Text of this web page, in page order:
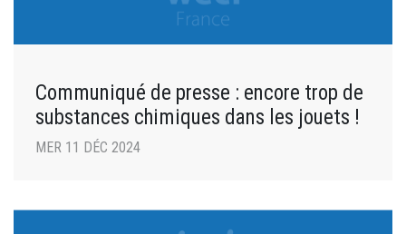
Communiqué de presse : encore trop de
substances chimiques dans les jouets !
MER 11 DÉC 2024